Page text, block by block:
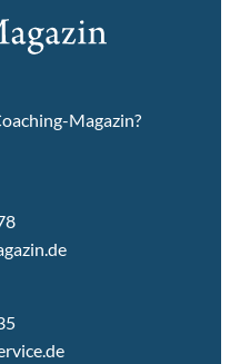
Magazin?